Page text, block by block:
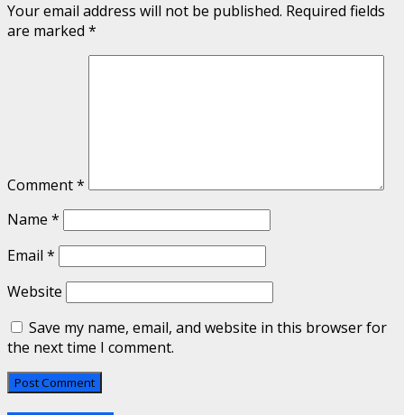
Your email address will not be published. Required fields
are marked *
Comment*
Name *
Email *
Website
Save my name, email, and website in this browser for
the next time I comment.